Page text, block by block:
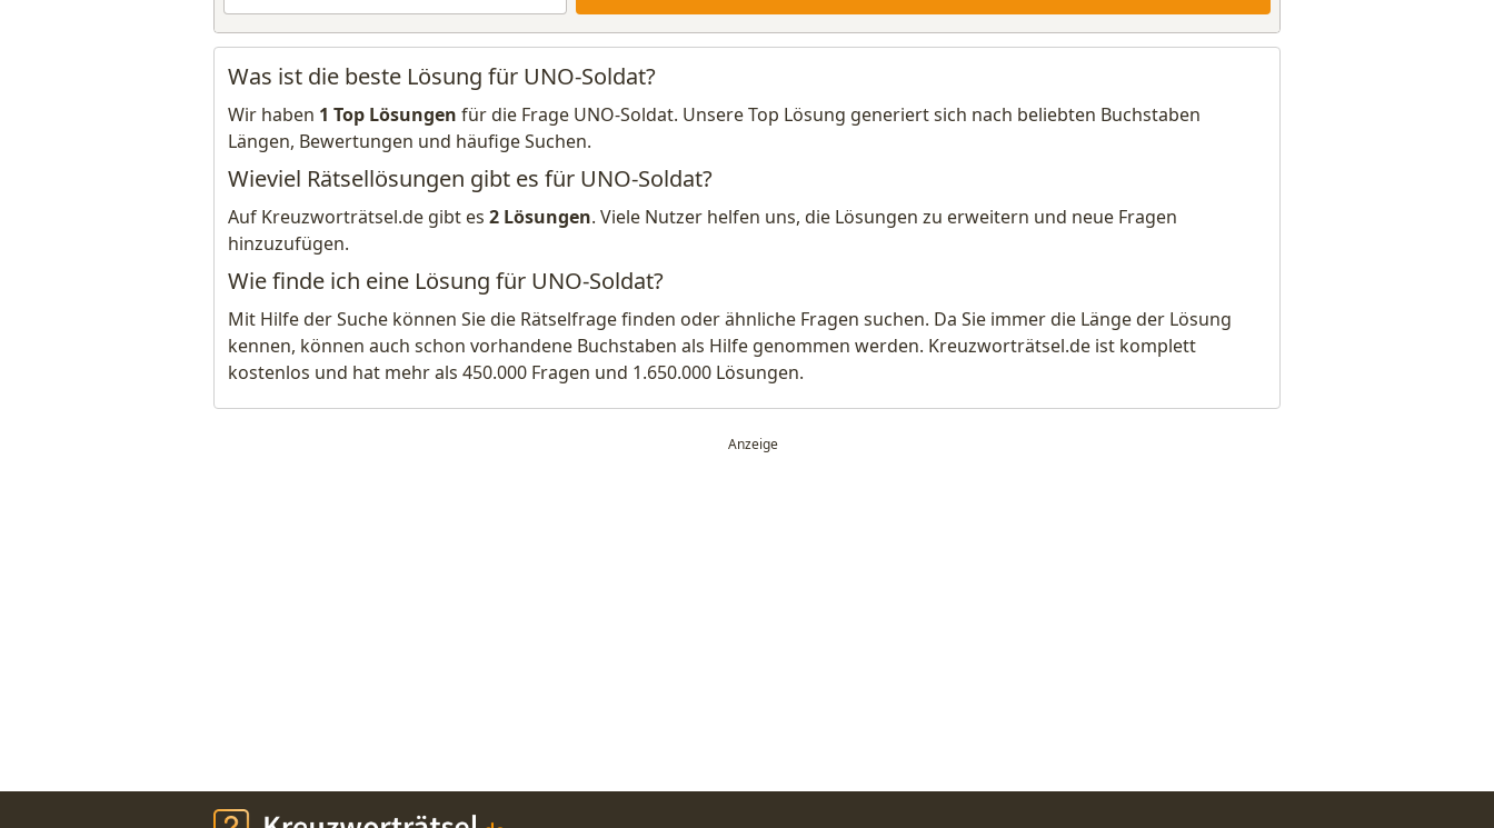
Was ist die beste Lösung für UNO-Soldat?
Wir haben 1 Top Lösungen für die Frage UNO-Soldat. Unsere Top Lösung generiert sich nach beliebten Buchstaben
Längen, Bewertungen und häufige Suchen.
Wieviel Rätsellösungen gibt es für UNO-Soldat?
Auf Kreuzworträtsel.de gibt es 2 Lösungen. Viele Nutzer helfen uns, die Lösungen zu erweitern und neue Fragen
hinzuzufügen.
Wie finde ich eine Lösung für UNO-Soldat?
Mit Hilfe der Suche können Sie die Rätselfrage finden oder ähnliche Fragen suchen. Da Sie immer die Länge der Lösung
kennen, können auch schon vorhandene Buchstaben als Hilfe genommen werden. Kreuzworträtsel.de ist komplett
kostenlos und hat mehr als 450.000 Fragen und 1.650.000 Lösungen.